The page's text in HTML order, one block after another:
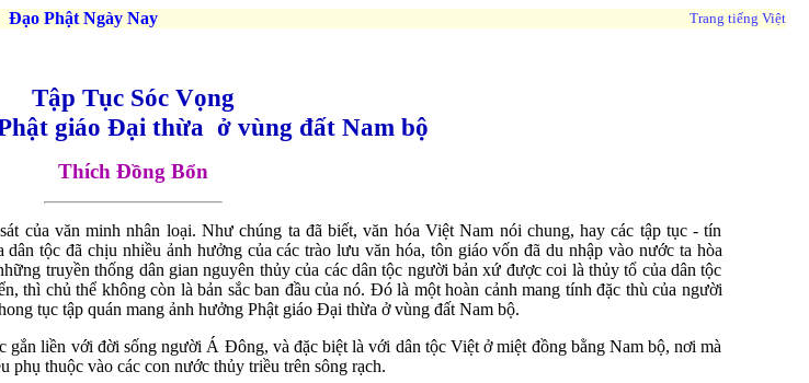
Phật Ngày Nay Trang tiếng Việt
Tập Tục Sóc Vọng
giáo Đại thừa ở vùng đất Nam bộ
Thích Đồng Bổn
của văn minh nhân loại. Như chúng ta đã biết, văn hóa Việt Nam nói chung, hay các tập tục - tín
tộc đã chịu nhiều ảnh hưởng của các trào lưu văn hóa, tôn giáo vốn đã du nhập vào nước ta hòa
truyền thống dân gian nguyên thủy của các dân tộc người bản xứ được coi là thủy tổ của dân tộc
thì chủ thể không còn là bản sắc ban đầu của nó. Đó là một hoàn cảnh mang tính đặc thù của người
tục tập quán mang ảnh hưởng Phật giáo Đại thừa ở vùng đất Nam bộ.
liền với đời sống người Á Đông, và đặc biệt là với dân tộc Việt ở miệt đồng bằng Nam bộ, nơi mà
thuộc vào các con nước thủy triều trên sông rạch.